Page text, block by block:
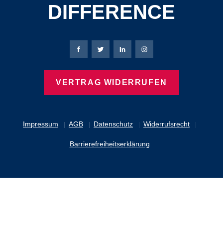
DIFFERENCE
Impressum AGB Datenschutz Widerrufsrecht
Barrierefreiheitserklärung
Bierbaum-Proenen Facebook-Seite
Bierbaum-Proenen Twitter Seite
Bierbaum-Proenen LinkedIn
Bierbaum-Proenen
VERTRAG WIDERRUFEN